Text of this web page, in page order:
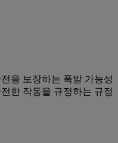
을 보장하는 폭발 가능성
한 작동을 규정하는 규정